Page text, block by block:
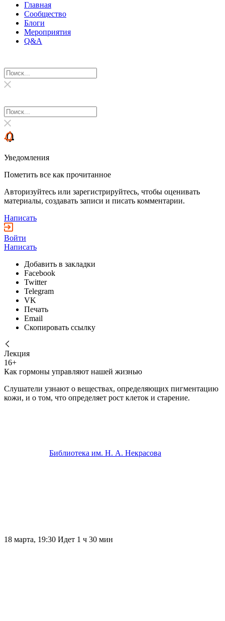
Главная
Сообщество
Блоги
Мероприятия
Q&A
Уведомления
Пометить все как прочитанное
Авторизуйтесь или зарегистрируйтесь, чтобы оценивать
материалы, создавать записи и писать комментарии.
Написать
Войти
Написать
Добавить в закладки
Facebook
Twitter
Telegram
VK
Печать
Email
Скопировать ссылку
Лекция
16+
Как гормоны управляют нашей жизнью
Слушатели узнают о веществах, определяющих пигментацию
кожи, и о том, что определяет рост клеток и старение.
Библиотека им. Н. А. Некрасова
18 марта, 19:30 Идет 1 ч 30 мин